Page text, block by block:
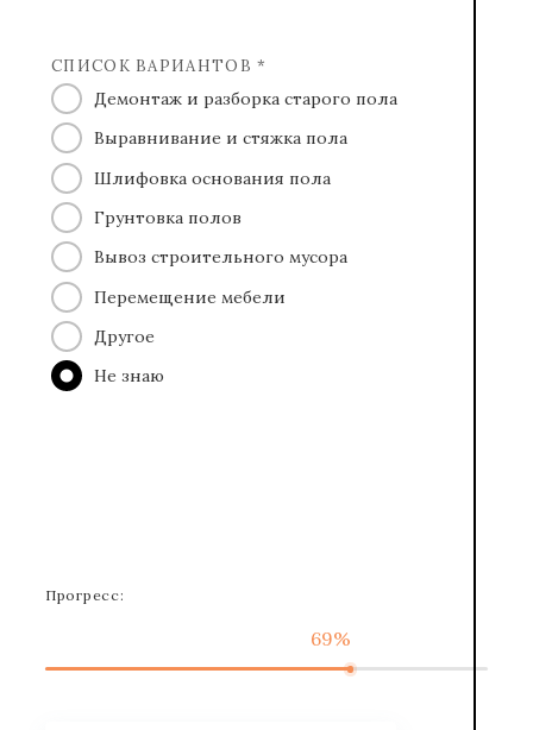
СПИСОК ВАРИАНТОВ *
Демонтаж и разборка старого пола
Выравнивание и стяжка пола
Шлифовка основания пола
Грунтовка полов
Вывоз строительного мусора
Перемещение мебели
Другое
Не знаю
Прогресс:
69%